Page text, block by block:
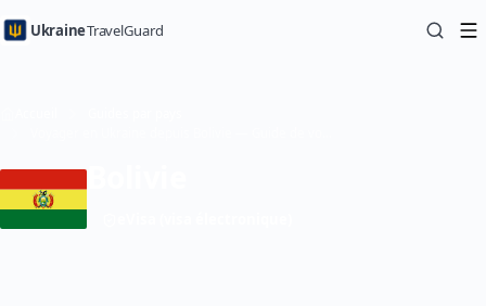
UkraineTravelGuard